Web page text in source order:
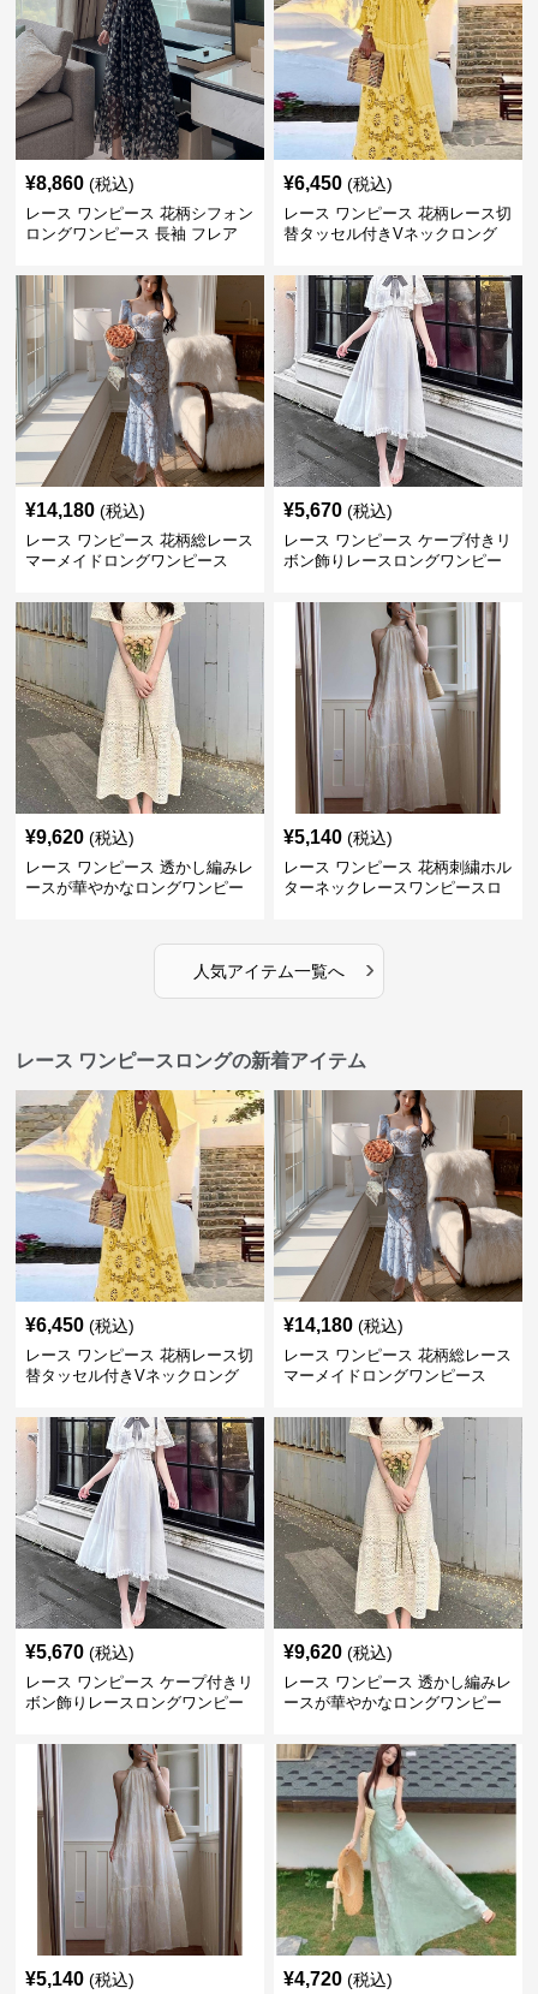
¥8,860 (税込)
レース ワンピース 花柄シフォン
ロングワンピース 長袖 フレア
¥6,450 (税込)
レース ワンピース 花柄レース切
替タッセル付きVネックロング
¥14,180 (税込)
レース ワンピース 花柄総レース
マーメイドロングワンピース
¥5,670 (税込)
レース ワンピース ケープ付きリ
ボン飾りレースロングワンピー
¥9,620 (税込)
レース ワンピース 透かし編みレ
ースが華やかなロングワンピー
¥5,140 (税込)
レース ワンピース 花柄刺繍ホル
ターネックレースワンピースロ
人気アイテム一覧へ ›
レース ワンピースロングの新着アイテム
¥6,450 (税込)
レース ワンピース 花柄レース切
替タッセル付きVネックロング
¥14,180 (税込)
レース ワンピース 花柄総レース
マーメイドロングワンピース
¥5,670 (税込)
レース ワンピース ケープ付きリ
ボン飾りレースロングワンピー
¥9,620 (税込)
レース ワンピース 透かし編みレ
ースが華やかなロングワンピー
¥5,140 (税込) ¥4,720 (税込)